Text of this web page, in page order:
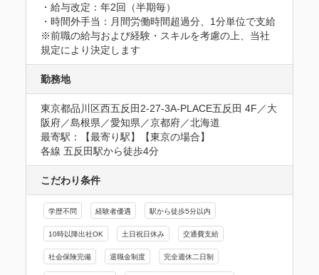
・給与改定：年2回（半期毎）
・時間外手当：月間労働時間超過分、1分単位で支給
※前職の給与および経験・スキルを考慮の上、当社
規定により決定します
勤務地
東京都品川区西五反田2-27-3A-PLACE五反田 4F／大
阪府／島根県／愛知県／京都府／北海道
最寄駅：【最寄り駅】【東京の場合】
各線 五反田駅から徒歩4分
こだわり条件
学歴不問 経験者優遇 駅から徒歩5分以内
10時以降出社OK 土日祝日休み 交通費支給
社会保険完備 退職金制度 完全週休二日制